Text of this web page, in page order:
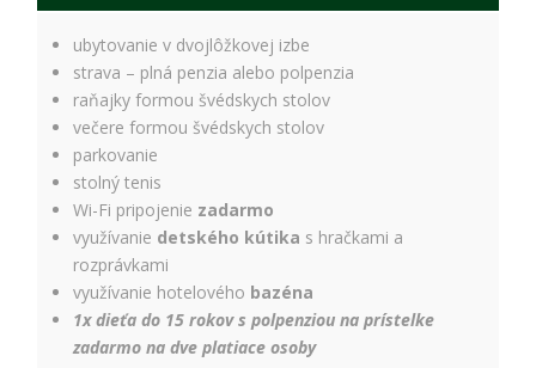
ubytovanie v dvojlôžkovej izbe
strava – plná penzia alebo polpenzia
raňajky formou švédskych stolov
večere formou švédskych stolov
parkovanie
stolný tenis
Wi-Fi pripojenie zadarmo
využívanie detského kútika s hračkami a
rozprávkami
využívanie hotelového bazéna
1x dieťa do 15 rokov s polpenziou na prístelke
zadarmo na dve platiace osoby
Marketing
Používame
reklamy a meranie
reklamných
kampaní. Tieto
cookies môžu byť
nastavené aj